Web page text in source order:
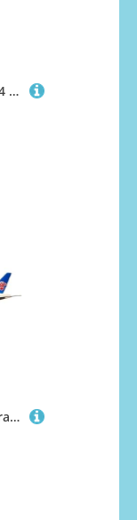
RHUIMEI for 1/12 Apulia RSV4 Simulation Legierung Lokomotive Lenkstoß Motorrad Modell Spielzeug for Kinder Sammlung Ornamente Exquisite(White)
RHUIMEI for 1/400 Alloy Aircraft Southern Airlines 777-300ER Airliner Finished Metal Statisches Modell Sammlerornament Exquisite